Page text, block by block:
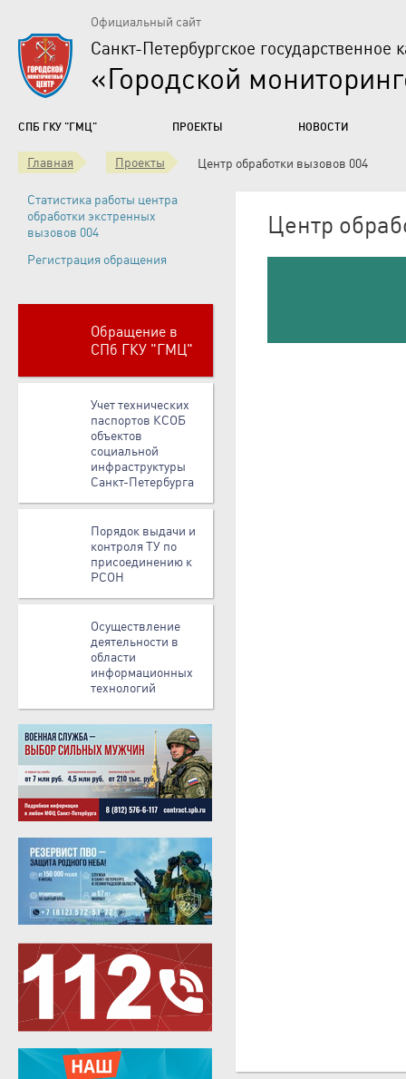
Официальный сайт
Санкт-Петербургское государственное
«Городской
СПБ ГКУ "ГМЦ" ПРОЕКТЫ НОВОСТИ
Главная Проекты Центр обработки вызовов 004
Статистика работы центра
обработки экстренных
вызовов 004
Регистрация обращения
Обращение в
СПб ГКУ "ГМЦ"
Учет технических
паспортов КСОБ
объектов
социальной
инфраструктуры
Санкт-Петербурга
Порядок выдачи и
контроля ТУ по
присоединению к
РСОН
Осуществление
деятельности в
области
информационных
технологий
Центр